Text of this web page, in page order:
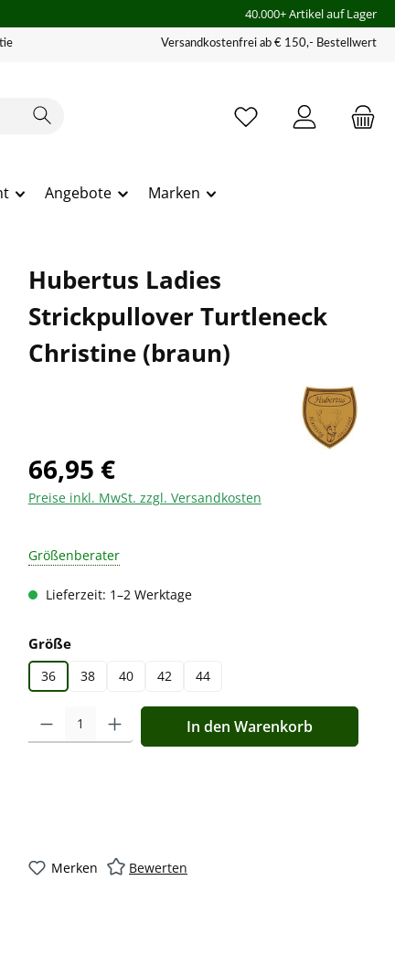
40.000+ Artikel auf Lager
Versandkostenfrei ab € 150,- Bestellwert
Angebote Marken
Hubertus Ladies
Strickpullover Turtleneck
Christine (braun)
66,95 €
Preise inkl. MwSt. zzgl. Versandkosten
Größenberater
Lieferzeit: 1–2 Werktage
Größeauswählen
36 38 40 42 44
Produkt Anzahl: Gib den gewünschten Wert ein oder
In den Warenkorb
Merken Bewerten